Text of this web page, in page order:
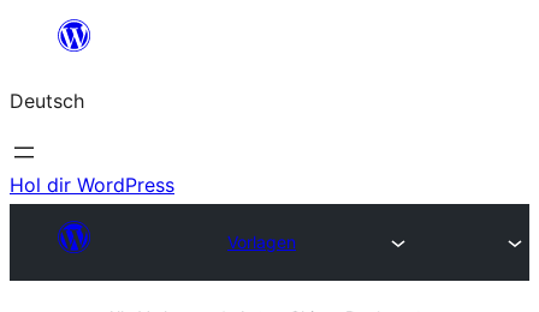
springen
Deutsch
Hol dir WordPress
Vorlagen